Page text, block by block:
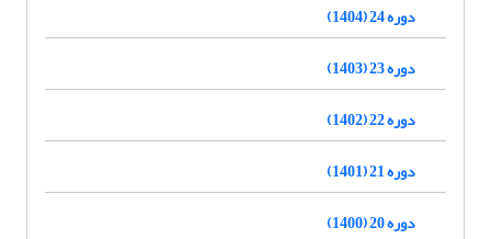
دوره 24 (1404)
دوره 23 (1403)
دوره 22 (1402)
دوره 21 (1401)
دوره 20 (1400)